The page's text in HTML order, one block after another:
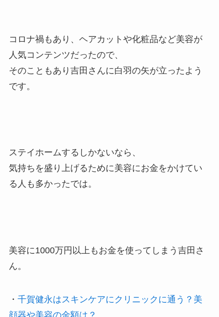
コロナ禍もあり、ヘアカットや化粧品など美容が
人気コンテンツだったので、
そのこともあり吉田さんに白羽の矢が立ったよう
です。
ステイホームするしかないなら、
気持ちを盛り上げるために美容にお金をかけてい
る人も多かったでは。
美容に1000万円以上もお金を使ってしまう吉田さ
ん。
・ 千賀健永はスキンケアにクリニックに通う？美
顔器や美容の金額は？